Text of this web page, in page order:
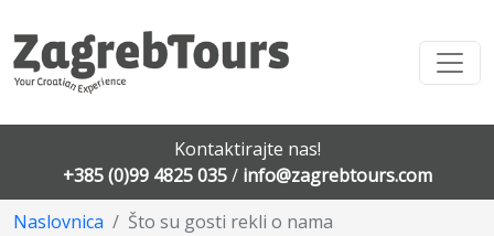
Kontaktirajte nas!
+385 (0)99 4825 035/ info@zagrebtours.com
Naslovnica
Što su gosti rekli o nama